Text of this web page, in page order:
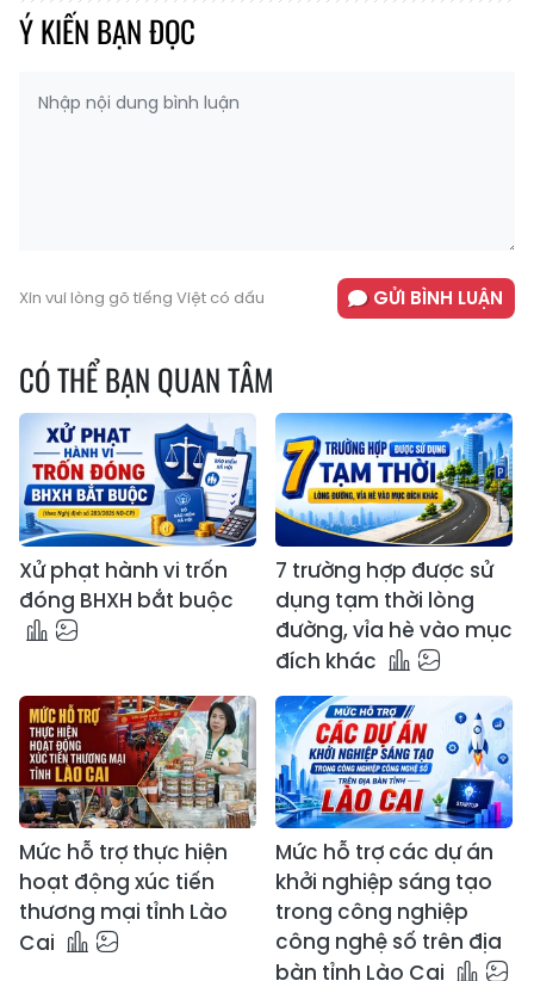
Ý KIẾN BẠN ĐỌC
Xin vui lòng gõ tiếng Việt có dấu GỬI BÌNH LUẬN
CÓ THỂ BẠN QUAN TÂM
Xử phạt hành vi trốn
đóng BHXH bắt buộc
7 trường hợp được sử
dụng tạm thời lòng
đường, vỉa hè vào mục
đích khác
Mức hỗ trợ thực hiện
hoạt động xúc tiến
thương mại tỉnh Lào
Cai
Mức hỗ trợ các dự án
khởi nghiệp sáng tạo
trong công nghiệp
công nghệ số trên địa
bàn tỉnh Lào Cai